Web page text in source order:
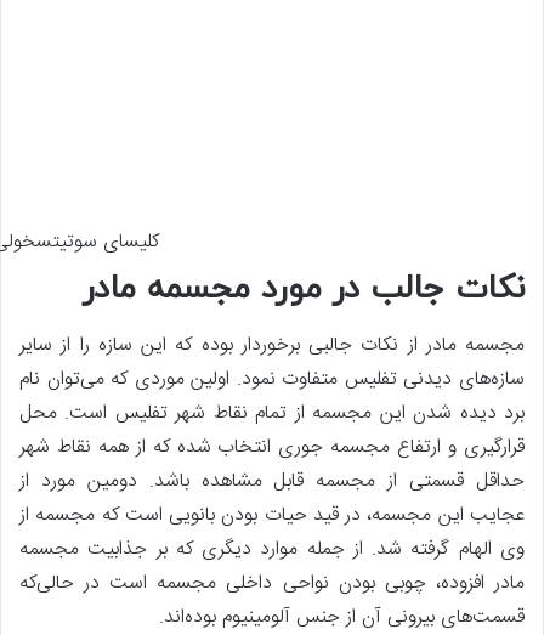
کلیسای
نکات جالب در مورد مجسمه مادر
مجسمه مادر از نکات جالبی برخوردار بوده که این سازه را از سایر
سازه‌های دیدنی تفلیس متفاوت نمود. اولین موردی که می‌توان نام
برد دیده شدن این مجسمه از تمام نقاط شهر تفلیس است‌. محل
قرارگیری و ارتفاع مجسمه جوری انتخاب شده که از همه نقاط شهر
حداقل قسمتی از مجسمه قابل مشاهده باشد. دومین مورد از
عجایب این مجسمه، در قید حیات بودن بانویی است که مجسمه از
وی الهام گرفته شد. از جمله موارد دیگری که بر جذابیت مجسمه
مادر افزوده، چوبی بودن نواحی داخلی مجسمه است در حالی‌که
قسمت‌های بیرونی آن از جنس آلومینیوم بوده‌اند.